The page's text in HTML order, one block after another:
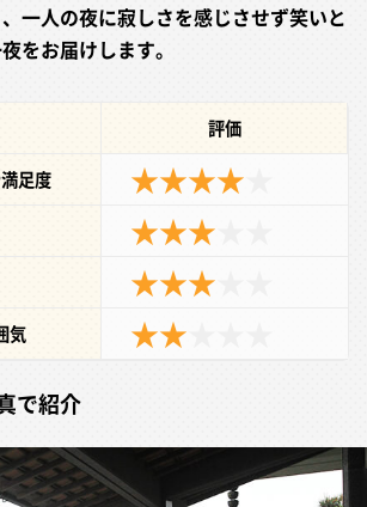
一人の夜に寂しさを感じさせず笑いと
をお届けします。
評価
足度
★★★★
★★★
★★★
気 ★★
で紹介